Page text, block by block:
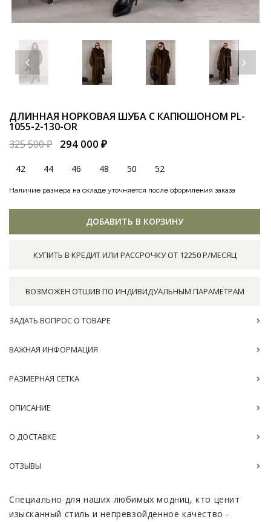
ДЛИННАЯ НОРКОВАЯ ШУБА С КАПЮШОНОМ PL-
1055-2-130-OR
325 500 ₽
294 000 ₽
42 44 46 48 50 52
Наличие размера на складе уточняется после оформления заказа
ДОБАВИТЬ В КОРЗИНУ
КУПИТЬ В КРЕДИТ ИЛИ РАССРОЧКУ ОТ 12250 Р/МЕСЯЦ
ВОЗМОЖЕН ОТШИВ ПО ИНДИВИДУАЛЬНЫМ ПАРАМЕТРАМ
ЗАДАТЬ ВОПРОС О ТОВАРЕ
ВАЖНАЯ ИНФОРМАЦИЯ
РАЗМЕРНАЯ СЕТКА
ОПИСАНИЕ
О ДОСТАВКЕ
ОТЗЫВЫ
Специально для наших любимых модниц, кто ценит
изысканный стиль и непревзойденное качество -